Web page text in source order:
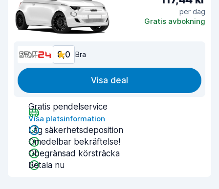
per dag
Gratis avbokning
8,0 Bra
Visa deal
Gratis pendelservice
Visa platsinformation
Låg säkerhetsdeposition
Omedelbar bekräftelse!
Obegränsad körsträcka
Betala nu